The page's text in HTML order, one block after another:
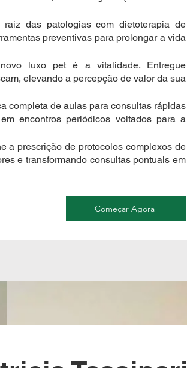
das patologias com dietoterapia de
preventivas para prolongar a vida
luxo pet é a vitalidade. Entregue
elevando a percepção de valor da sua
completa de aulas para consultas rápidas
encontros periódicos voltados para a
a prescrição de protocolos complexos de
e transformando consultas pontuais em
Começar Agora